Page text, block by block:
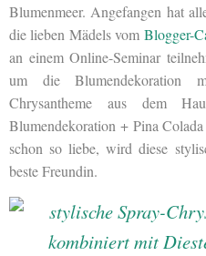
Blumenmeer. Angefangen hat
die lieben Mädels vom Blogger-
an einem Online-Seminar
um die Blumendekoration
Chrysantheme aus dem
Blumendekoration + Pina
schon so liebe, wird diese
beste Freundin.